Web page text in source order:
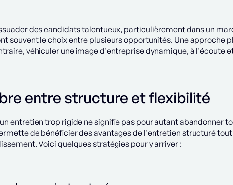
des candidats talentueux, particulièrement dans un
souvent le choix entre plusieurs opportunités. Une approche
véhiculer une image d'entreprise dynamique, à l'écoute
entre structure et flexibilité
entretien trop rigide ne signifie pas pour autant abandonner
de bénéficier des avantages de l'entretien structuré tout
Voici quelques stratégies pour y arriver :